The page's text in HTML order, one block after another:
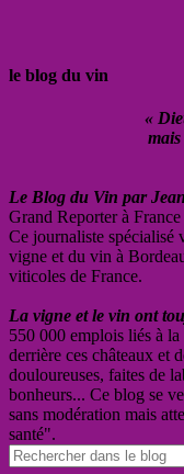
le blog du vin
«
Le Blog du Vin par
Grand Reporter à
Ce journaliste spécialisé
vigne et du vin à
viticoles de France.
La vigne et le vin ont
550 000 emplois liés à
derrière ces châteaux et
douloureuses, faites de
bonheurs... Ce blog se
sans modération mais
santé".